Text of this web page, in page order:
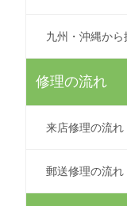
九州・沖縄から
修理の流れ
来店修理の流れ
郵送修理の流れ